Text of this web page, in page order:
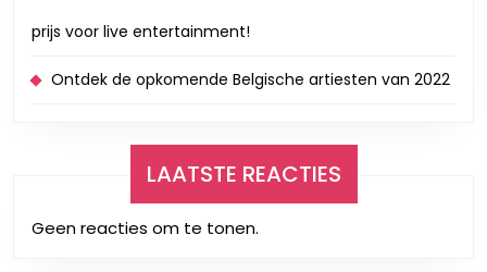
prijs voor live entertainment!
Ontdek de opkomende Belgische artiesten van 2022
LAATSTE REACTIES
Geen reacties om te tonen.